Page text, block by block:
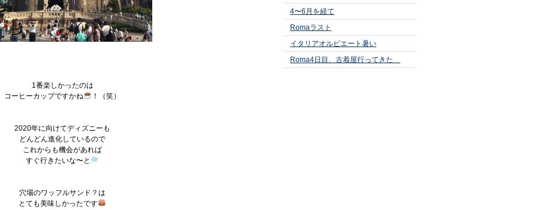
1番楽しかったのは
コーヒーカップですかね
！（笑）
2020年に向けてディズニーも
どんどん進化しているので
これからも機会があれば
すぐ行きたいな〜と
穴場のワッフルサンド？は
とても美味しかったです
4〜6月を経て
Romaラスト
イタリアオルビエート暑い
Roma4日目、古着屋行ってきた